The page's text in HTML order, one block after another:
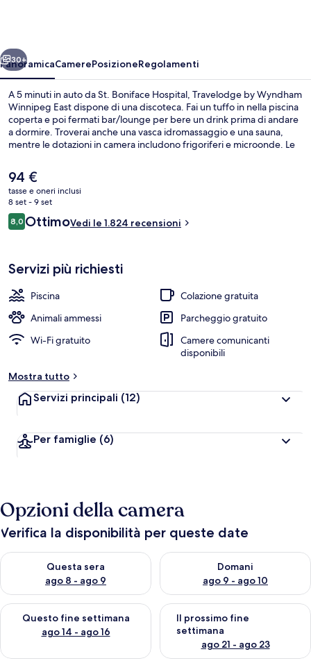
Avanti
30+
PanoramicaCamerePosizioneRegolamenti
A 5 minuti in auto da St. Boniface Hospital, Travelodge by Wyndham
Winnipeg East dispone di una discoteca. Fai un tuffo in nella piscina
coperta e poi fermati bar/lounge per bere un drink prima di andare
a dormire. Troverai anche una vasca idromassaggio e una sauna,
mentre le dotazioni in camera includono frigoriferi e microonde. Le
rapporto qualità-prezzo.
Il
prezzo
attuale
è
94 €
94 €
tasse e oneri inclusi
8 set - 9 set
Recensioni
8,08,0 su 10
OttimoVedi le 1.824 recensioni
Servizi più richiesti
Piscina
Colazione gratuita
Animali ammessi
Parcheggio gratuito
Wi-Fi gratuito
Camere comunicanti
disponibili
Mostra tutto
Servizi principali (12)
Per famiglie (6)
Opzioni della camera
Verifica la disponibilità per queste date
Questa sera
ago 8 - ago 9
Verifica la disponibilità per questa sera, ago 8 - ago 9
Domani
ago 9 - ago 10
Verifica la disponibilità per
Questo fine settimana
ago 14 - ago 16
Verifica la disponibilità per questo fine settimana, ago 14 -
Il prossimo fine
settimana
ago 21 - ago 23
Verifica la disponibilità per il